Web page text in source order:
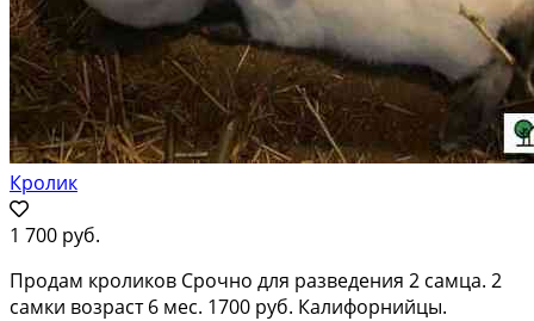
Кролик
1 700 руб.
Продам кроликов Срочно для разведения 2 самца. 2
самки возраст 6 мес. 1700 руб. Калифорнийцы.